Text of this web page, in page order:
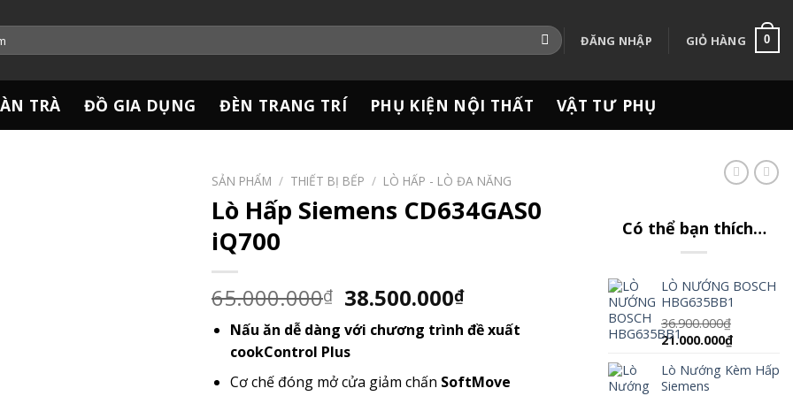
ĐĂNG NHẬP GIỎ HÀNG 0
TRÀ ĐỒ GIA DỤNG ĐÈN TRANG TRÍ PHỤ KIỆN NỘI THẤT VẬT TƯ PHỤ
SẢN PHẨM / THIẾT BỊ BẾP / LÒ HẤP - LÒ ĐA NĂNG
Lò Hấp Siemens CD634GAS0
iQ700
65.000.000₫ Giá
gốc
là:
65.000.000₫.
38.500.000₫Giá
hiện
tại
38.500.000₫.
Nấu ăn dễ dàng với chương trình đề xuất
cookControl Plus
Cơ chế đóng mở cửa giảm chấn SoftMove
Có thể bạn thích…
LÒ NƯỚNG BOSCH
HBG635BB1
36.900.000₫
Giá
là:
36.900.000₫.
21.000.000₫Giá
tại
Lò Nướng Kèm Hấp
Siemens